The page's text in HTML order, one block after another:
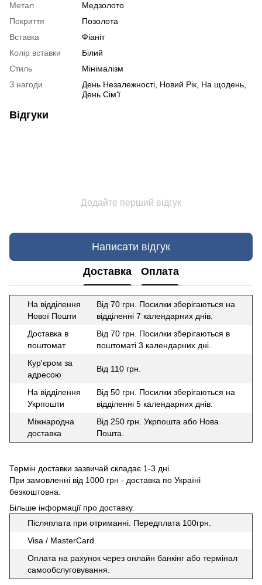
Метал
Медзолото
Покриття
Позолота
Вставка
Фіаніт
Колір вставки
Білий
Стиль
Мінімалізм
З нагоди
День Незалежності, Новий Рік, На щодень,
День Сім'ї
Відгуки
Додайте перший відгук
Написати відгук
Доставка Оплата
На відділення
Нової Пошти
Від 70 грн. Посилки зберігаються на
відділенні 7 календарних днів.
Доставка в
поштомат
Від 70 грн. Посилки зберігаються в
поштоматі 3 календарних дні.
Кур'єром за
адресою
Від 110 грн.
На відділення
Укрпошти
Від 50 грн. Посилки зберігаються на
відділенні 5 календарних днів.
Міжнародна
доставка
Від 250 грн. Укрпошта або Нова
Пошта.
Термін доставки зазвичай складає 1-3 дні.
При замовленні від 1000 грн - доставка по Україні
безкоштовна.
Більше інформації про доставку.
Післяплата при отриманні. Передплата 100грн.
Visa / MasterCard.
Оплата на рахунок через онлайн банкінг або термінал
самообслуговування.